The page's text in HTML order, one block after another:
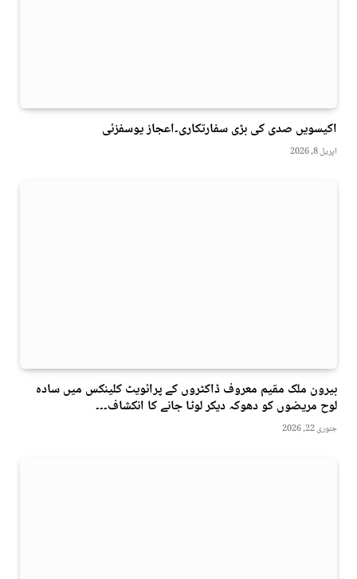
اکیسویں صدی کی بڑی سفارتکاری۔اعجاز یوسفزئی
اپریل 8, 2026
بیرون ملک مقیم معروف ڈاکٹروں کے پرائویٹ کلینکس میں سادہ
لوح مریضوں کو دھوکہ دیکر لوٹا جانے کا انکشاف۔۔۔
جنوری 22, 2026